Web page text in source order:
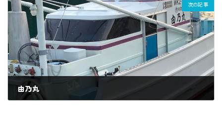
次の記事
由乃丸